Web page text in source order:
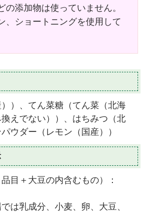
の添加物は使っていません。
、ショートニングを使用して
）、てん菜糖（てん菜（北海
えでない））、はちみつ（北
ウダー（レモン（国産））
目＋大豆の内含むもの）：
は乳成分、小麦、卵、大豆、